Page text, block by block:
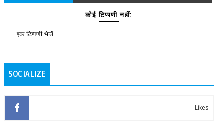
कोई टिप्पणी नहीं:
एक टिप्पणी भेजें
SOCIALIZE
Likes